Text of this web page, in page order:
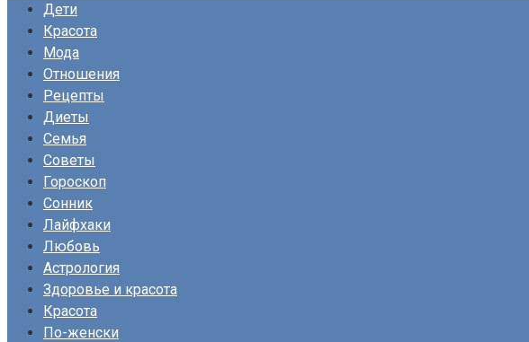
Дети
Красота
Мода
Отношения
Рецепты
Диеты
Семья
Советы
Гороскоп
Сонник
Лайфхаки
Любовь
Астрология
Здоровье и красота
Красота
По-женски